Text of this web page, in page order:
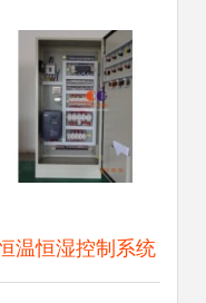
温恒湿控制系统